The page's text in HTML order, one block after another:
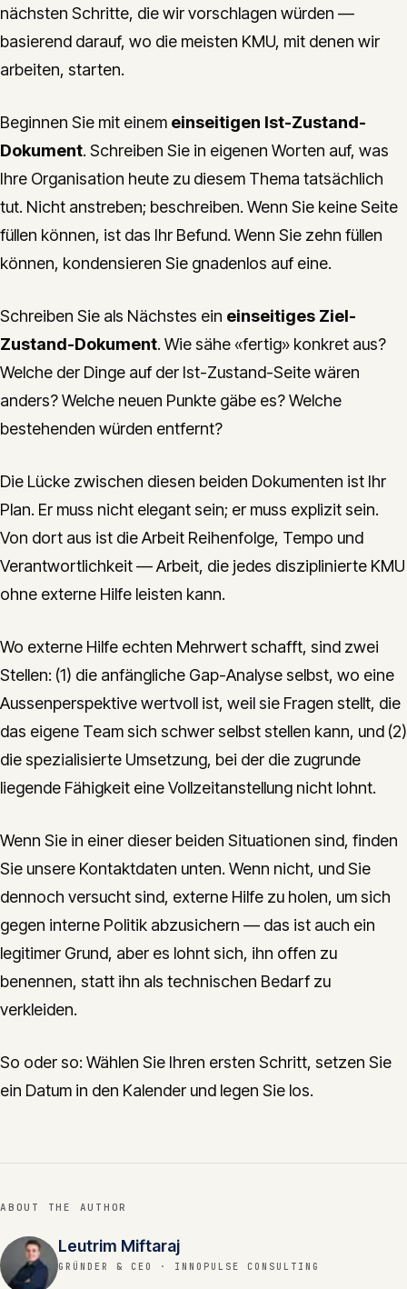
nächsten Schritte, die wir vorschlagen würden —
basierend darauf, wo die meisten KMU, mit denen wir
arbeiten, starten.
Beginnen Sie mit einem einseitigen Ist-Zustand-
Dokument. Schreiben Sie in eigenen Worten auf, was
Ihre Organisation heute zu diesem Thema tatsächlich
tut. Nicht anstreben; beschreiben. Wenn Sie keine Seite
füllen können, ist das Ihr Befund. Wenn Sie zehn füllen
können, kondensieren Sie gnadenlos auf eine.
Schreiben Sie als Nächstes ein einseitiges Ziel-
Zustand-Dokument. Wie sähe «fertig» konkret aus?
Welche der Dinge auf der Ist-Zustand-Seite wären
anders? Welche neuen Punkte gäbe es? Welche
bestehenden würden entfernt?
Die Lücke zwischen diesen beiden Dokumenten ist Ihr
Plan. Er muss nicht elegant sein; er muss explizit sein.
Von dort aus ist die Arbeit Reihenfolge, Tempo und
Verantwortlichkeit — Arbeit, die jedes disziplinierte KMU
ohne externe Hilfe leisten kann.
Wo externe Hilfe echten Mehrwert schafft, sind zwei
Stellen: (1) die anfängliche Gap-Analyse selbst, wo eine
Aussenperspektive wertvoll ist, weil sie Fragen stellt, die
das eigene Team sich schwer selbst stellen kann, und (2)
die spezialisierte Umsetzung, bei der die zugrunde
liegende Fähigkeit eine Vollzeitanstellung nicht lohnt.
Wenn Sie in einer dieser beiden Situationen sind, finden
Sie unsere Kontaktdaten unten. Wenn nicht, und Sie
dennoch versucht sind, externe Hilfe zu holen, um sich
gegen interne Politik abzusichern — das ist auch ein
legitimer Grund, aber es lohnt sich, ihn offen zu
benennen, statt ihn als technischen Bedarf zu
verkleiden.
So oder so: Wählen Sie Ihren ersten Schritt, setzen Sie
ein Datum in den Kalender und legen Sie los.
ABOUT THE AUTHOR
Leutrim Miftaraj
GRÜNDER & CEO · INNOPULSE CONSULTING